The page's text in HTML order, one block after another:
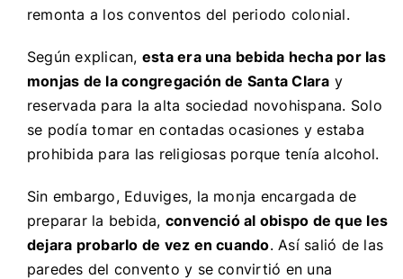
remonta a los conventos del periodo colonial.
Según explican, esta era una bebida hecha por las
monjas de la congregación de Santa Clara y
reservada para la alta sociedad novohispana. Solo
se podía tomar en contadas ocasiones y estaba
prohibida para las religiosas porque tenía alcohol.
Sin embargo, Eduviges, la monja encargada de
preparar la bebida, convenció al obispo de que les
dejara probarlo de vez en cuando. Así salió de las
paredes del convento y se convirtió en una